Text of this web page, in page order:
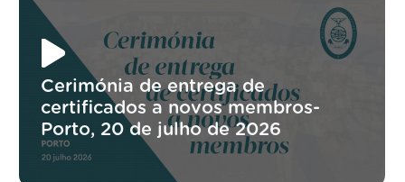
Cerimónia de entrega de
certificados a novos membros-
Porto, 20 de julho de 2026